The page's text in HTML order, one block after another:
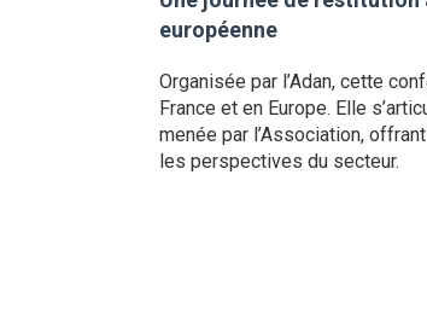
européenne
Organisée par l’Adan, cette
France et en Europe. Elle
menée par l’Association,
les perspectives du secteur.